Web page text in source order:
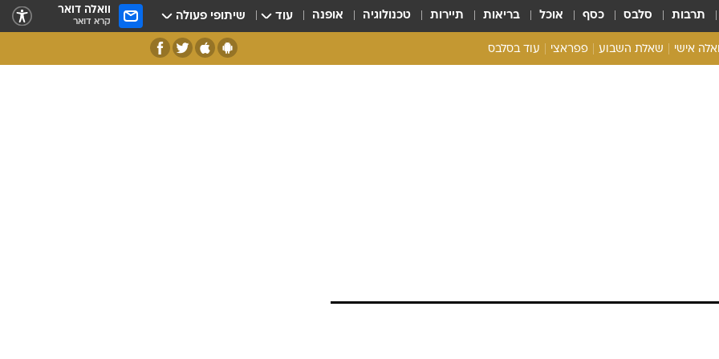
תרבות סלבס כסף אוכל בריאות תיירות טכנולוגיה אופנה עוד שיתופי פעולה וואלה דואר
קרא דואר
אישי שאלת השבוע פפראצי עוד בסלבס